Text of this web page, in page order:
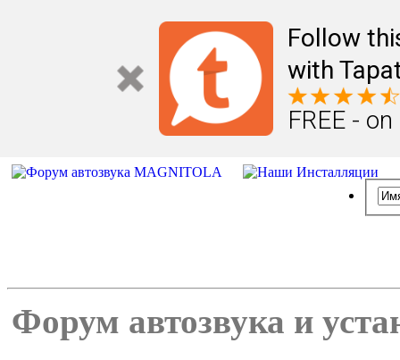
Follow
with
FREE -
Форум автозвука и